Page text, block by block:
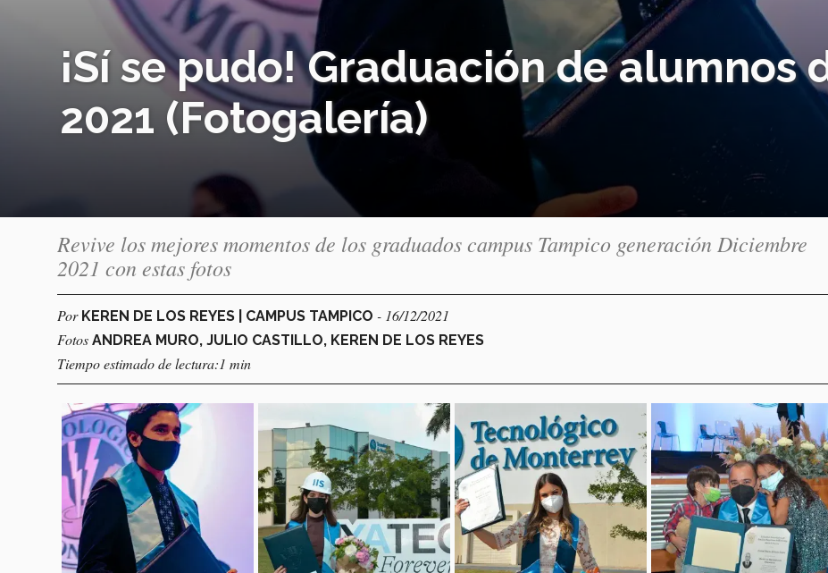
¡Sí se pudo! Graduación de alumnos
2021 (Fotogalería)
Revive los mejores momentos de los graduados campus Tampico generación Diciembre
2021 con estas fotos
Por KEREN DE LOS REYES | CAMPUS TAMPICO - 16/12/2021
Fotos ANDREA MURO, JULIO CASTILLO, KEREN DE LOS REYES
Tiempo estimado de lectura:1 min